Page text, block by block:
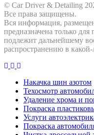
© Car Driver & Detailing
Все права защищены.
Вся информация,
предназначена только
подлежит дальнейшему
распространению в
Накачка шин азотом
Техосмотр
Удаление хрома и
Покраска
Услуги
Покраска